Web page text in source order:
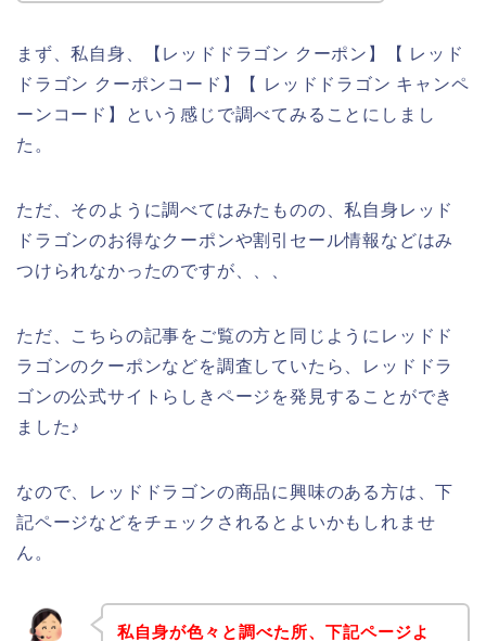
まず、私自身、【レッドドラゴン クーポン】【 レッド
ドラゴン クーポンコード】【 レッドドラゴン キャンペ
ーンコード】という感じで調べてみることにしまし
た。
ただ、そのように調べてはみたものの、私自身レッド
ドラゴンのお得なクーポンや割引セール情報などはみ
つけられなかったのですが、、、
ただ、こちらの記事をご覧の方と同じようにレッドド
ラゴンのクーポンなどを調査していたら、レッドドラ
ゴンの公式サイトらしきページを発見することができ
ました♪
なので、レッドドラゴンの商品に興味のある方は、下
記ページなどをチェックされるとよいかもしれませ
ん。
私自身が色々と調べた所、下記ページよ